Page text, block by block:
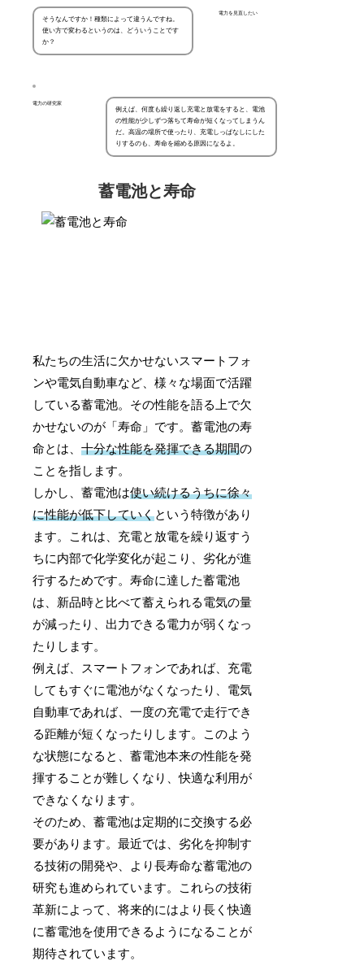
電力を見直したい
そうなんですか！種類によって違うんですね。
使い方で変わるというのは、どういうことです
か？
電力の研究家
例えば、何度も繰り返し充電と放電をすると、電池
の性能が少しずつ落ちて寿命が短くなってしまうん
だ。高温の場所で使ったり、充電しっぱなしにした
りするのも、寿命を縮める原因になるよ。
蓄電池と寿命
私たちの生活に欠かせないスマートフォ
ンや電気自動車など、様々な場面で活躍
している蓄電池。その性能を語る上で欠
かせないのが「寿命」です。蓄電池の寿
命とは、十分な性能を発揮できる期間の
ことを指します。
しかし、蓄電池は使い続けるうちに徐々
に性能が低下していくという特徴があり
ます。これは、充電と放電を繰り返すう
ちに内部で化学変化が起こり、劣化が進
行するためです。寿命に達した蓄電池
は、新品時と比べて蓄えられる電気の量
が減ったり、出力できる電力が弱くなっ
たりします。
例えば、スマートフォンであれば、充電
してもすぐに電池がなくなったり、電気
自動車であれば、一度の充電で走行でき
る距離が短くなったりします。このよう
な状態になると、蓄電池本来の性能を発
揮することが難しくなり、快適な利用が
できなくなります。
そのため、蓄電池は定期的に交換する必
要があります。最近では、劣化を抑制す
る技術の開発や、より長寿命な蓄電池の
研究も進められています。これらの技術
革新によって、将来的にはより長く快適
に蓄電池を使用できるようになることが
期待されています。